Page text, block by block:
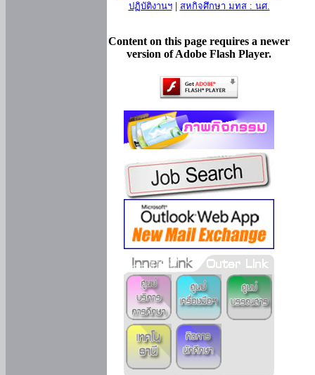
ปฏิบัติงานฯ| สหกิจศึกษา มทส : นศ.
Content on this page requires a newer
version of Adobe Flash Player.